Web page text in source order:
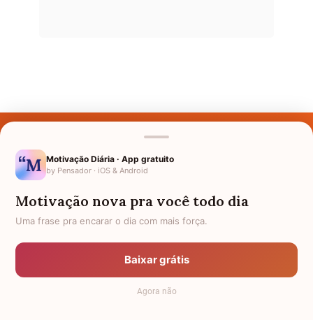
Nomes pelo Mundo
Política de Privacidade
Anuncie
Termos de Uso
Motivação Diária · App gratuito
by Pensador · iOS & Android
Motivação nova pra você todo dia
Uma frase pra encarar o dia com mais força.
Baixar grátis
Agora não